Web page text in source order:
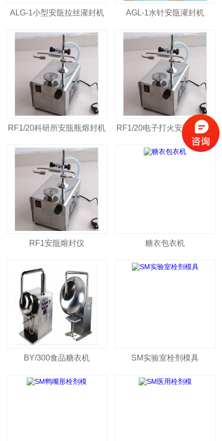
ALG-1小型安瓿拉丝灌封机 AGL-1水针安瓿灌封机
RF1/20科研所安瓿瓶熔封机 RF1/20电子打火安瓿熔封机
RF1安瓿熔封仪 糖衣包衣机
BY/300食品糖衣机 SM实验室栓剂模具